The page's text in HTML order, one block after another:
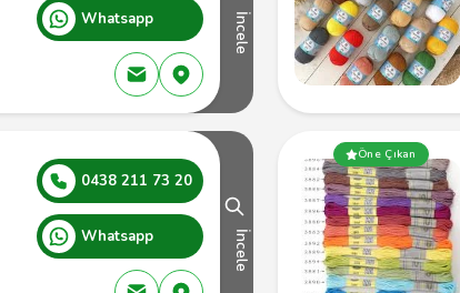
Whatsapp İncele
0438 211 73 20
Whatsapp İncele
Öne Çıkan